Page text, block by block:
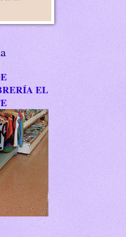
EL